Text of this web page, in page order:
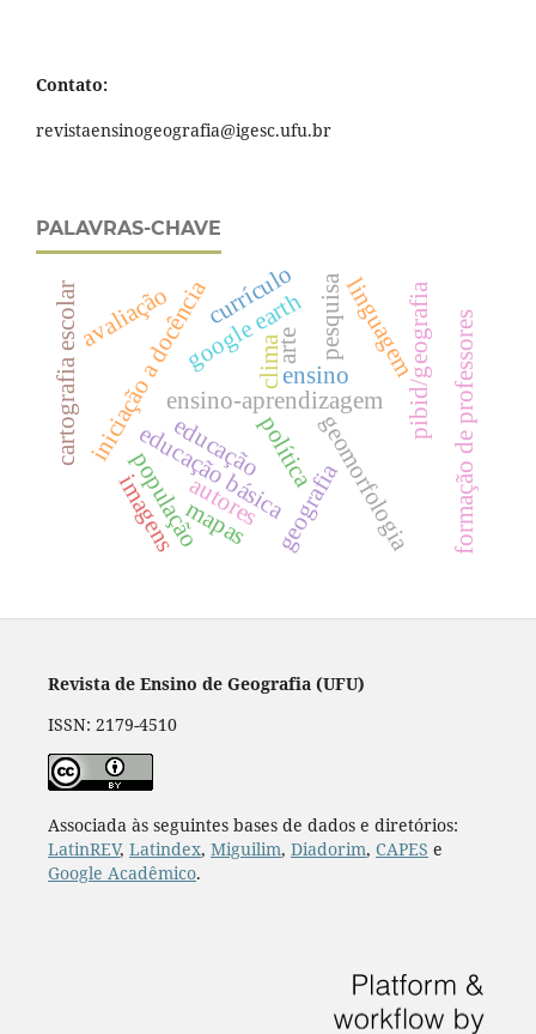
Contato:
revistaensinogeografia@igesc.ufu.br
PALAVRAS-CHAVE
clima
ensino-aprendizagem pibid/geografia
iniciação a docência
educação básicageografia
cartografia escolar google earth
geomorfologia
ensino
pesquisa
educação
população política formação de professores
imagens
linguagem
autores
avaliação arte
mapas
currículo
Revista de Ensino de Geografia (UFU)
ISSN: 2179-4510
Associada às seguintes bases de dados e diretórios:
LatinREV, Latindex, Miguilim, Diadorim, CAPES e
Google Acadêmico.